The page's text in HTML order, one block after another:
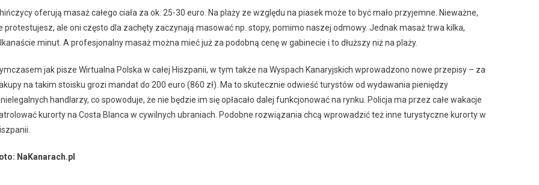
oferują masaż całego ciała za ok. 25-30 euro. Na plaży ze względu na piasek może to być mało przyjemne. Nieważne,
protestujesz, ale oni często dla zachęty zaczynają masować np. stopy, pomimo naszej odmowy. Jednak masaż trwa kilka,
minut. A profesjonalny masaż można mieć już za podobną cenę w gabinecie i to dłuższy niż na plaży.
jak pisze Wirtualna Polska w całej Hiszpanii, w tym także na Wyspach Kanaryjskich wprowadzono nowe przepisy – za
na takim stoisku grozi mandat do 200 euro (860 zł). Ma to skutecznie odwieść turystów od wydawania pieniędzy
handlarzy, co spowoduje, że nie będzie im się opłacało dalej funkcjonować na rynku. Policja ma przez całe wakacje
kurorty na Costa Blanca w cywilnych ubraniach. Podobne rozwiązania chcą wprowadzić też inne turystyczne kurorty w
NaKanarach.pl